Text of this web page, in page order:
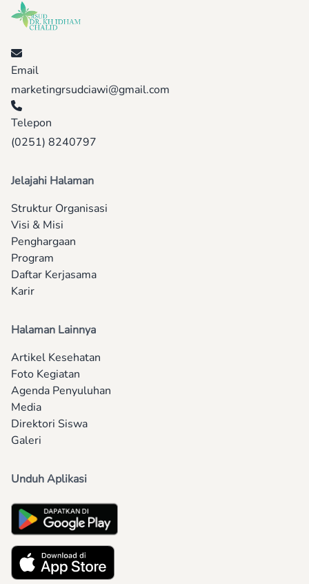
Email
marketingrsudciawi@gmail.com
Telepon
(0251) 8240797
Jelajahi Halaman
Struktur Organisasi
Visi & Misi
Penghargaan
Program
Daftar Kerjasama
Karir
Halaman Lainnya
Artikel Kesehatan
Foto Kegiatan
Agenda Penyuluhan
Media
Direktori Siswa
Galeri
Unduh Aplikasi